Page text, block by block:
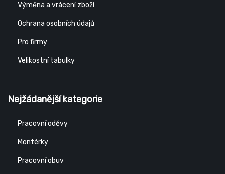
Výměna a vrácení zboží
Ochrana osobních údajů
Pro firmy
Velikostní tabulky
Nejžádanější kategorie
Pracovní oděvy
Montérky
Pracovní obuv